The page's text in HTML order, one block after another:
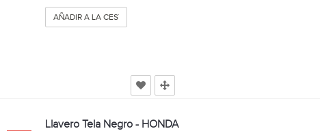
AÑADIR A LA CESTA
Llavero Tela Negro - HONDA